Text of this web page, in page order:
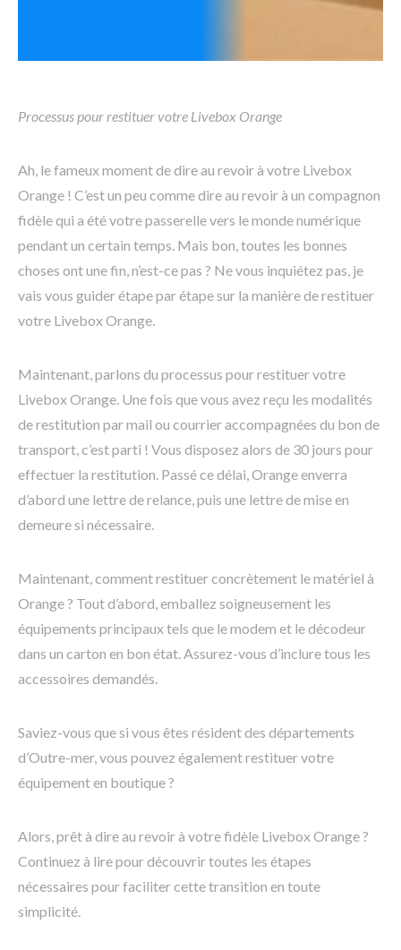
Processus pour restituer votre Livebox Orange
Ah, le fameux moment de dire au revoir à votre Livebox
Orange ! C’est un peu comme dire au revoir à un compagnon
fidèle qui a été votre passerelle vers le monde numérique
pendant un certain temps. Mais bon, toutes les bonnes
choses ont une fin, n’est-ce pas ? Ne vous inquiétez pas, je
vais vous guider étape par étape sur la manière de restituer
votre Livebox Orange.
Maintenant, parlons du processus pour restituer votre
Livebox Orange. Une fois que vous avez reçu les modalités
de restitution par mail ou courrier accompagnées du bon de
transport, c’est parti ! Vous disposez alors de 30 jours pour
effectuer la restitution. Passé ce délai, Orange enverra
d’abord une lettre de relance, puis une lettre de mise en
demeure si nécessaire.
Maintenant, comment restituer concrètement le matériel à
Orange ? Tout d’abord, emballez soigneusement les
équipements principaux tels que le modem et le décodeur
dans un carton en bon état. Assurez-vous d’inclure tous les
accessoires demandés.
Saviez-vous que si vous êtes résident des départements
d’Outre-mer, vous pouvez également restituer votre
équipement en boutique ?
Alors, prêt à dire au revoir à votre fidèle Livebox Orange ?
Continuez à lire pour découvrir toutes les étapes
nécessaires pour faciliter cette transition en toute
simplicité.